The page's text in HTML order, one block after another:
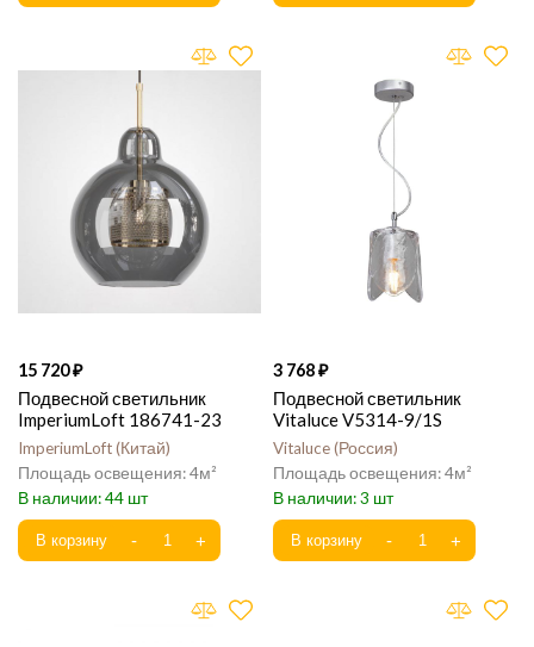
15 720
Подвесной светильник
ImperiumLoft 186741-23
ImperiumLoft Китай
4
44
3 768
Подвесной светильник
Vitaluce V5314-9/1S
Vitaluce Россия
4
3